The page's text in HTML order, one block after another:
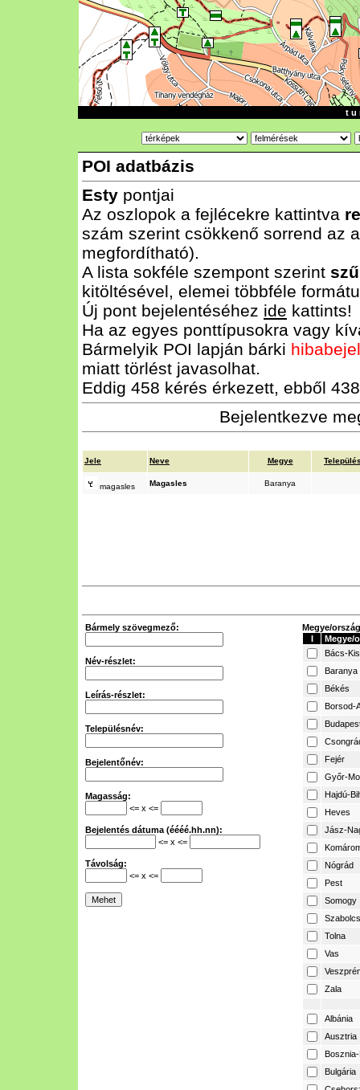
t u
POI adatbázis
Esty pontjai
Az oszlopok a fejlécekre kattintva
szám szerint csökkenő sorrend az
megfordítható).
A lista sokféle szempont szerint
kitöltésével, elemei többféle
Új pont bejelentéséhez ide kattints!
Ha az egyes ponttípusokra vagy
Bármelyik POI lapján bárki
miatt törlést javasolhat.
Eddig 458 kérés érkezett, ebből
Bejelentkezve
Jele Neve Megye
magasles Magasles Baranya
Bármely szövegmező:
Név-részlet:
Leírás-részlet:
Településnév:
Bejelentőnév:
Magasság:
<= x <=
Bejelentés dátuma (éééé.hh.nn):
<= x <=
Távolság:
<= x <=
Megye/
I
Megye/
Bács-
Baranya
Békés
Borsod-
Fejér
Győr-
Hajdú-
Heves
Jász-
Nógrád
Pest
Somogy
Tolna
Vas
Zala
Albánia
Ausztria
Bulgária